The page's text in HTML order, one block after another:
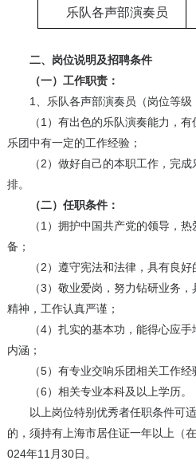
乐队各声部演奏员
二、岗位说明及招聘条件
（一）工作职责：
1、乐队各声部演奏员（岗位等级
（1）有出色的乐队演奏能力，有
乐团中有一定的工作经验；
（2）做好自己的本职工作，完成
排。
（二）任职条件：
（1）拥护中国共产党的领导，热
备；
（2）遵守宪法和法律，具有良好
（3）敬业爱岗，努力钻研业务，
精神，工作认真严谨；
（4）扎实的基本功，能得心应手
内涵；
（5）有专业交响乐团相关工作经
（6）相关专业本科及以上学历。
以上岗位特别优秀者任职条件可适
的，须持有上海市居住证一年以上（
024年11月30日。